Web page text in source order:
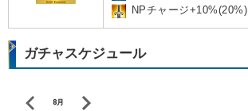
NPチャージ+10%(20%)
ガチャスケジュール
8月